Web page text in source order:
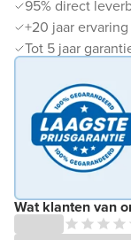
95% direct
+20 jaar
Tot 5 jaar
Wat klanten van